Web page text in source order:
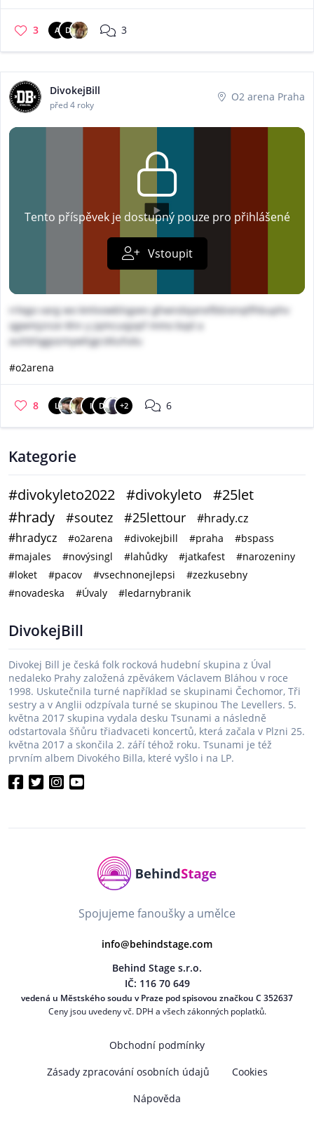
3 A D 3
DivokejBill
před 4 roky
O2 arena Praha
Tento příspěvek je dostupný pouze pro přihlášené
Vstoupit
rrlego varg wo kmlvowblsgxev ghwndxjanefbbixnqtfhbuphv
qgwmjznze khn y jqmcuqjvpf mmo bqd a
auhbhggozmywhjgrzklufsdu
#o2arena
8 L I D +2 6
Kategorie
#divokyleto2022 #divokyleto
#25let
#hrady
#soutez #25lettour
#hrady.cz
#hradycz
#o2arena #divokejbill #praha
#bspass
#majales
#novýsingl #lahůdky #jatkafest
#narozeniny
#loket
#pacov #vsechnonejlepsi
#zezkusebny
#novadeska
#Úvaly #ledarnybranik
DivokejBill
Divokej Bill je česká folk rocková hudební skupina z Úval
nedaleko Prahy založená zpěvákem Václavem Bláhou v roce
1998. Uskutečnila turné například se skupinami Čechomor, Tři
sestry a v Anglii odzpívala turné se skupinou The Levellers. 5.
května 2017 skupina vydala desku Tsunami a následně
odstartovala šňůru třiadvaceti koncertů, která začala v Plzni 25.
května 2017 a skončila 2. září téhož roku. Tsunami je též
prvním albem Divokého Billa, které vyšlo i na LP.
Spojujeme fanoušky a umělce
info@behindstage.com
Behind Stage s.r.o.
IČ: 116 70 649
vedená u Městského soudu v Praze pod spisovou značkou C 352637
Ceny jsou uvedeny vč. DPH a všech zákonných poplatků.
Obchodní podmínky
Zásady zpracování osobních údajů
Cookies
Nápověda